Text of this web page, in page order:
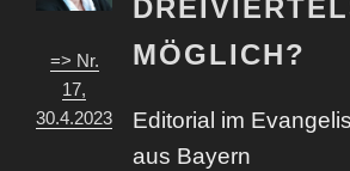
=> Nr.
17,
30.4.2023
MÖGLICH?
Editorial im
aus Bayern